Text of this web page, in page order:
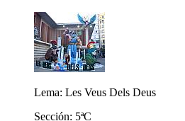
Lema: Les Veus Dels Deus
Sección: 5ªC